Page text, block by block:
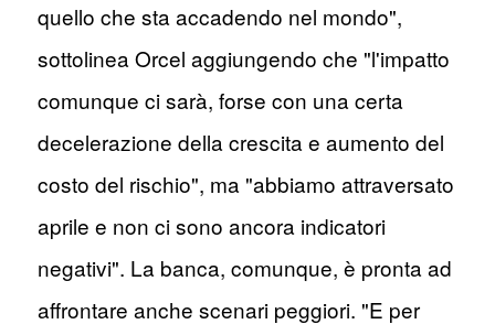
quello che sta accadendo nel mondo",
sottolinea Orcel aggiungendo che "l'impatto
comunque ci sarà, forse con una certa
decelerazione della crescita e aumento del
costo del rischio", ma "abbiamo attraversato
aprile e non ci sono ancora indicatori
negativi". La banca, comunque, è pronta ad
affrontare anche scenari peggiori. "E per